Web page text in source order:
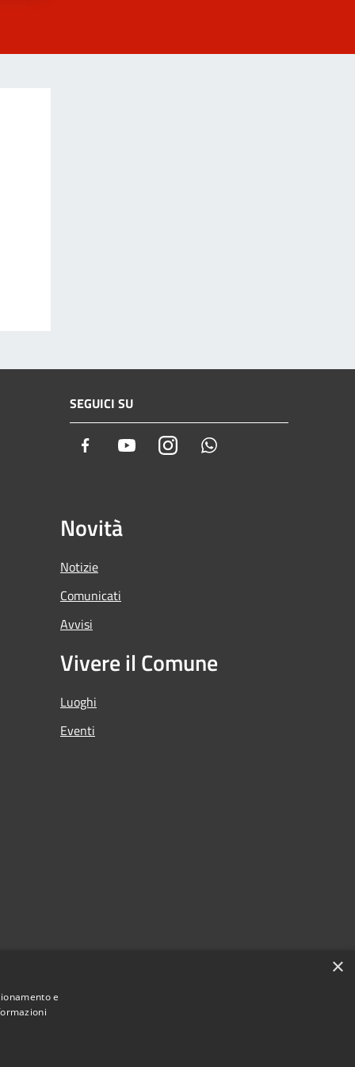
SEGUICI SU
Facebook YoutubeInstagram
Novità
Notizie
Comunicati
Avvisi
Vivere il Comune
Luoghi
Eventi
×
e